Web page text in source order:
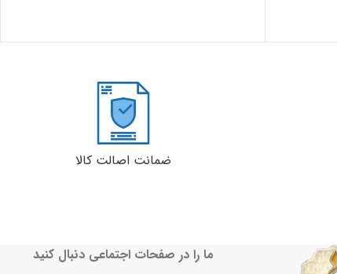
ضمانت اصالت کالا
ما را در صفحات اجتماعی دنبال کنید